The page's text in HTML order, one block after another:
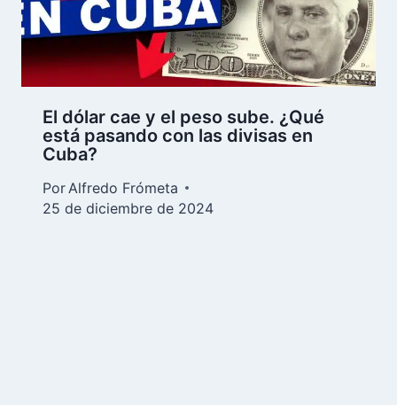
El dólar cae y el peso sube. ¿Qué
está pasando con las divisas en
Cuba?
Por Alfredo Frómeta
25 de diciembre de 2024